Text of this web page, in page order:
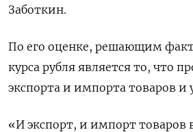
Заботкин.
По его оценке, решающим
курса рубля является то, что
экспорта и импорта товаров и
«И экспорт, и импорт товаров